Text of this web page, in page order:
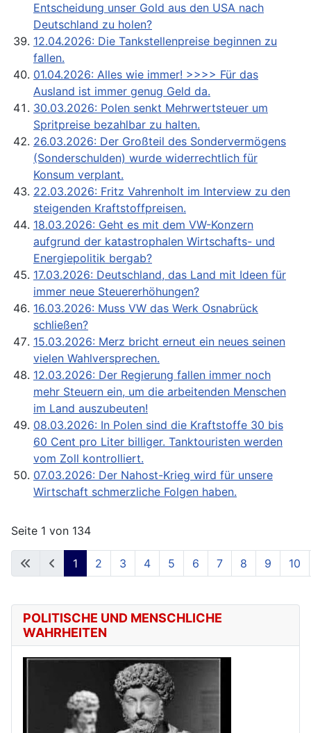
Entscheidung unser Gold aus den USA nach
Deutschland zu holen?
12.04.2026: Die Tankstellenpreise beginnen zu
fallen.
01.04.2026: Alles wie immer! >>>> Für das
Ausland ist immer genug Geld da.
30.03.2026: Polen senkt Mehrwertsteuer um
Spritpreise bezahlbar zu halten.
26.03.2026: Der Großteil des Sondervermögens
(Sonderschulden) wurde widerrechtlich für
Konsum verplant.
22.03.2026: Fritz Vahrenholt im Interview zu den
steigenden Kraftstoffpreisen.
18.03.2026: Geht es mit dem VW-Konzern
aufgrund der katastrophalen Wirtschafts- und
Energiepolitik bergab?
17.03.2026: Deutschland, das Land mit Ideen für
immer neue Steuererhöhungen?
16.03.2026: Muss VW das Werk Osnabrück
schließen?
15.03.2026: Merz bricht erneut ein neues seinen
vielen Wahlversprechen.
12.03.2026: Der Regierung fallen immer noch
mehr Steuern ein, um die arbeitenden Menschen
im Land auszubeuten!
08.03.2026: In Polen sind die Kraftstoffe 30 bis
60 Cent pro Liter billiger. Tanktouristen werden
vom Zoll kontrolliert.
07.03.2026: Der Nahost-Krieg wird für unsere
Wirtschaft schmerzliche Folgen haben.
Seite 1 von 134
1 2 3 4 5 6 7 8 9 10
POLITISCHE UND MENSCHLICHE
WAHRHEITEN